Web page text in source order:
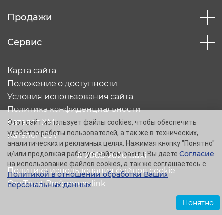
Продажи
Сервис
© 2005-2026 Baxi
Карта сайта
Положение о доступности
Условия использования сайта
Политика конфиденциальности
Каталог XML
Каталог CSV
Политика использования файлов cookie
OneTrust Preference link
Этот сайт использует файлы cookies, чтобы обеспечить
удобство работы пользователей, а так же в технических,
аналитических и рекламных целях. Нажимая кнопку "Понятно"
и/или продолжая работу с сайтом baxi.ru, Вы даете Согласие
на использование файлов cookies, а так же соглашаетесь с
Политикой в отношении обработки Ваших
персональных данных.
Понятно